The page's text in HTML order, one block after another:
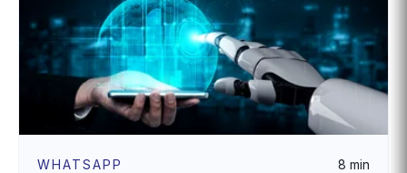
WHATSAPP 8 min